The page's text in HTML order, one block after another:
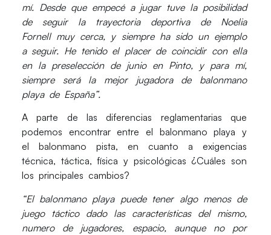
mí. Desde que empecé a jugar tuve la posibilidad
de seguir la trayectoria deportiva de Noelia
Fornell muy cerca, y siempre ha sido un ejemplo
a seguir. He tenido el placer de coincidir con ella
en la preselección de junio en Pinto, y para mí,
siempre será la mejor jugadora de balonmano
playa de España”.
A parte de las diferencias reglamentarias que
podemos encontrar entre el balonmano playa y
el balonmano pista, en cuanto a exigencias
técnica, táctica, física y psicológicas ¿Cuáles son
los principales cambios?
“El balonmano playa puede tener algo menos de
juego táctico dado las características del mismo,
numero de jugadores, espacio, aunque no por